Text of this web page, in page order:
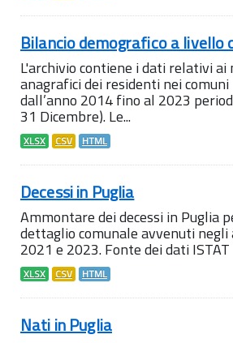
Bilancio demografico a livello
L'archivio contiene i dati relativi
anagrafici dei residenti nei
dall’anno 2014 fino al 2023
31 Dicembre). Le...
XLSX CSV HTML
Decessi in Puglia
Ammontare dei decessi in Puglia
dettaglio comunale avvenuti
2021 e 2023. Fonte dei dati ISTAT
XLSX CSV HTML
Nati in Puglia